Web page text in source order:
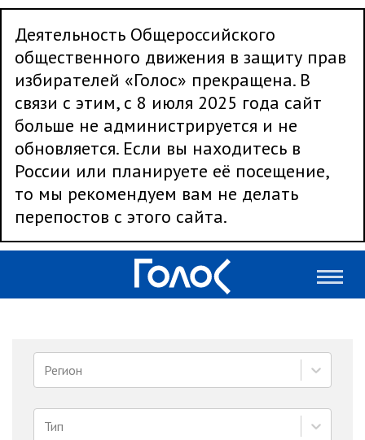
Деятельность Общероссийского
общественного движения в защиту прав
избирателей «Голос» прекращена. В
связи с этим, с 8 июля 2025 года сайт
больше не администрируется и не
обновляется. Если вы находитесь в
России или планируете её посещение,
то мы рекомендуем вам не делать
перепостов с этого сайта.
Регион
Тип